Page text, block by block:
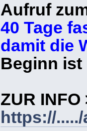
Aufruf
40 Tage
damit die
Beginn ist
ZUR INFO
https://